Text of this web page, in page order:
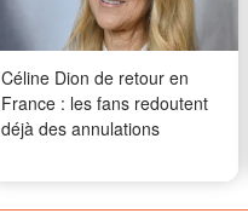
Céline Dion de retour en
France : les fans redoutent
déjà des annulations